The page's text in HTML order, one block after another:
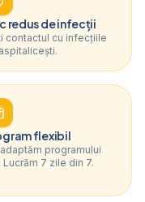
redus de infecții
contactul cu infecțiile
flexibil
programului
Lucrăm 7 zile din 7.